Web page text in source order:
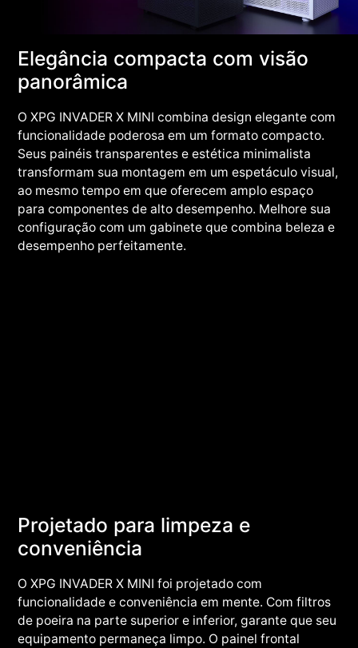
Elegância compacta com visão
panorâmica
O XPG INVADER X MINI combina design elegante com
funcionalidade poderosa em um formato compacto.
Seus painéis transparentes e estética minimalista
transformam sua montagem em um espetáculo visual,
ao mesmo tempo em que oferecem amplo espaço
para componentes de alto desempenho. Melhore sua
configuração com um gabinete que combina beleza e
desempenho perfeitamente.
Projetado para limpeza e
conveniência
O XPG INVADER X MINI foi projetado com
funcionalidade e conveniência em mente. Com filtros
de poeira na parte superior e inferior, garante que seu
equipamento permaneça limpo. O painel frontal